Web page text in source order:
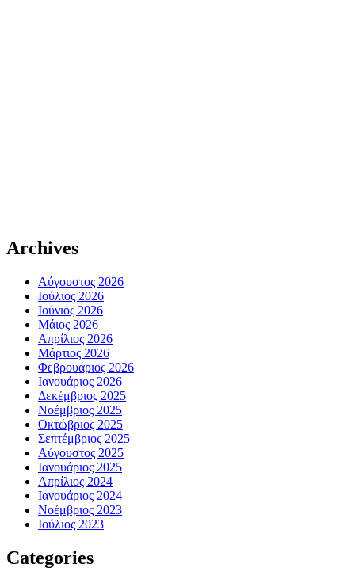
Archives
Αύγουστος 2026
Ιούλιος 2026
Ιούνιος 2026
Μάιος 2026
Απρίλιος 2026
Μάρτιος 2026
Φεβρουάριος 2026
Ιανουάριος 2026
Δεκέμβριος 2025
Νοέμβριος 2025
Οκτώβριος 2025
Σεπτέμβριος 2025
Αύγουστος 2025
Ιανουάριος 2025
Απρίλιος 2024
Ιανουάριος 2024
Νοέμβριος 2023
Ιούλιος 2023
Categories